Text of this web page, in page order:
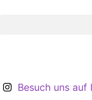
Besuch uns auf